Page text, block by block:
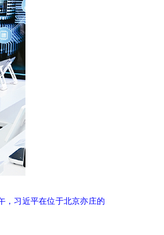
，习近平在位于北京亦庄的